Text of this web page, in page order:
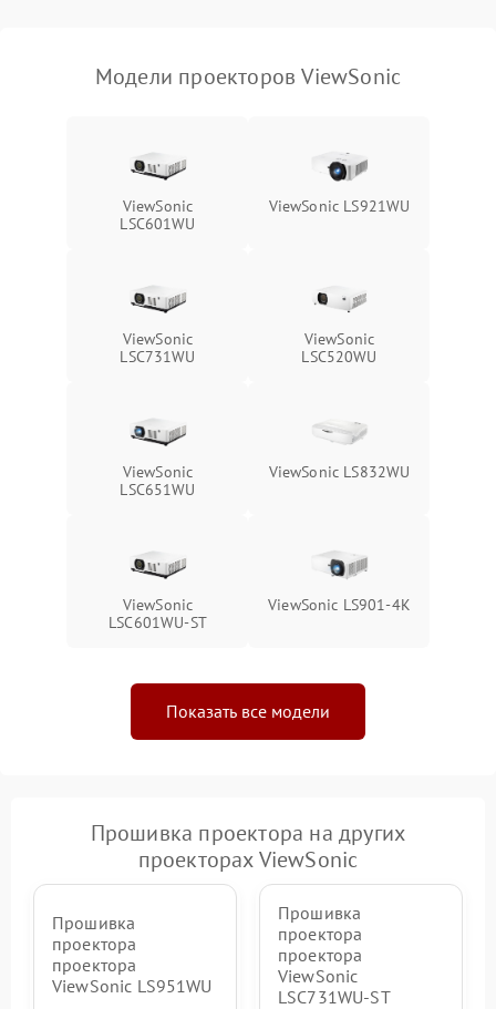
Модели проекторов ViewSonic
ViewSonic
LSC601WU
ViewSonic LS921WU
ViewSonic
LSC731WU
ViewSonic
LSC520WU
ViewSonic
LSC651WU
ViewSonic LS832WU
ViewSonic
LSC601WU-ST
ViewSonic LS901-4K
Показать все модели
Прошивка проектора на других
проекторах ViewSonic
Прошивка
проектора
проектора
ViewSonic LS951WU
Прошивка
проектора
проектора
ViewSonic
LSC731WU-ST